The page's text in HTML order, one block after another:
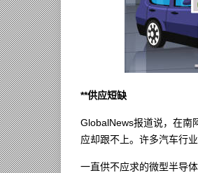
**供应短缺
GlobalNews报道说，在南
应却跟不上。许多汽车行
一直供不应求的微型半导